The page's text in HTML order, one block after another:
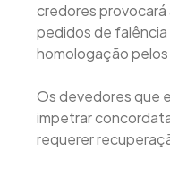
credores
pedidos de
homologação
Os devedores que
impetrar
requerer